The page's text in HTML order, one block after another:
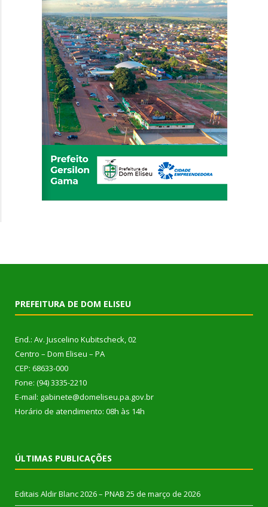
PREFEITURA DE DOM ELISEU
End.: Av. Juscelino Kubitscheck, 02
Centro – Dom Eliseu – PA
CEP: 68633-000
Fone: (94) 3335-2210
E-mail: gabinete@domeliseu.pa.gov.br
Horário de atendimento: 08h às 14h
ÚLTIMAS PUBLICAÇÕES
Editais Aldir Blanc 2026 – PNAB 25 de março de 2026